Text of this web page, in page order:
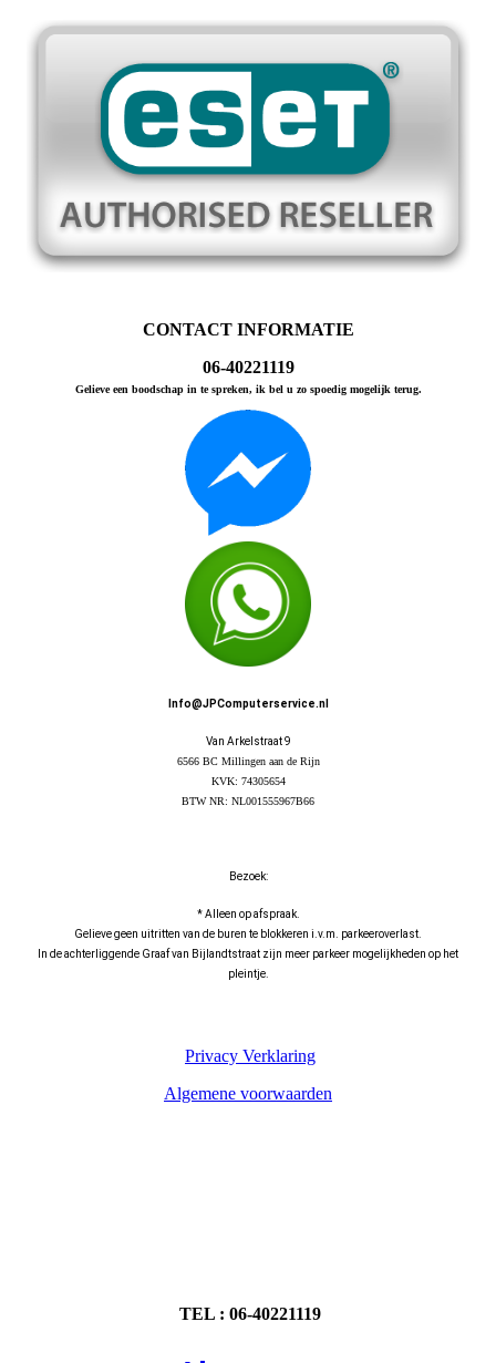
CONTACT INFORMATIE
06-40221119
Gelieve een boodschap in te spreken, ik bel u zo spoedig mogelijk terug.
Info@JPComputerservice.nl
Van Arkelstraat 9
6566 BC Millingen aan de Rijn
KVK: 74305654
BTW NR: NL001555967B66
Bezoek:
* Alleen op afspraak.
Gelieve geen uitritten van de buren te blokkeren i.v.m. parkeeroverlast.
In de achterliggende Graaf van Bijlandtstraat zijn meer parkeer mogelijkheden op het
pleintje.
Privacy Verklaring
Algemene voorwaarden
TEL : 06-40221119